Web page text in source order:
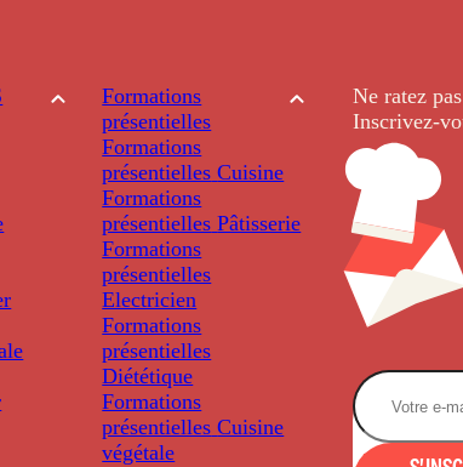
Formations
présentielles
Formations
présentielles Cuisine
Formations
présentielles Pâtisserie
Formations
présentielles
Electricien
Formations
présentielles
Diététique
Formations
présentielles Cuisine
végétale
Ne ratez
Inscrivez-